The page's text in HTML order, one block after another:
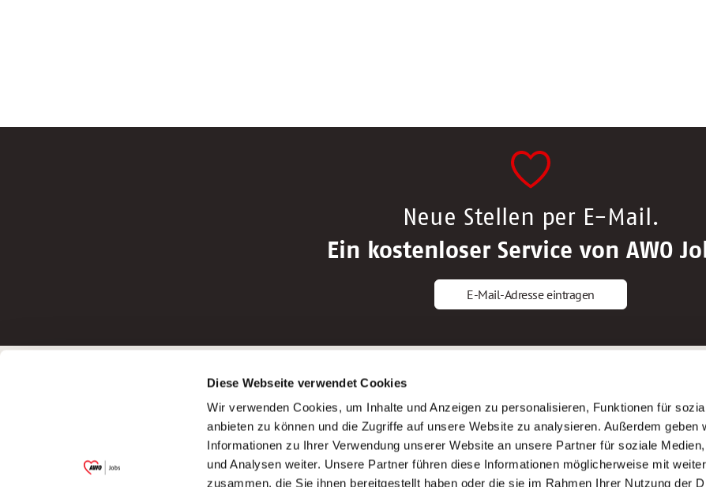
Diese Webseite verwendet Cookies
Wir verwenden Cookies, um Inhalte und Anzeigen zu personalisieren, Funktionen für
anbieten zu können und die Zugriffe auf unsere Website zu analysieren. Außerdem geben
Informationen zu Ihrer Verwendung unserer Website an unsere Partner für soziale
und Analysen weiter. Unsere Partner führen diese Informationen möglicherweise mit
zusammen, die Sie ihnen bereitgestellt haben oder die sie im Rahmen Ihrer Nutzung der
Neue Stellen per E-Mail.
Ein kostenloser Service von AWO
E-Mail-Adresse eintragen
Garitz Bewirtschaftungsbetriebe GmbH
(Ein Tochterunternehmen des AWO
Bezirksverbandes Unterfranken e.V.)
Bewerbungstipps
Bewerbung als Altenpfleger*in
Bewerbung als Krankenpfleger*in
Bewerbung als Altenpflegehelfer*in
Bewerbung als Erzieher*in
AWO Gliederungen nach
Stellenangebote nach
Sitemap
Impressum
Datenschutz